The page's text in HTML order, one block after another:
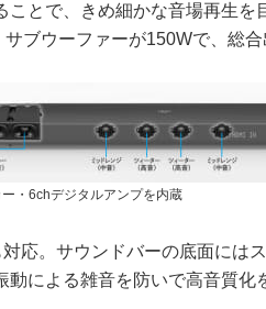
ことで、きめ細かな音場再生を
ブウーファーが150Wで、総合
・6chデジタルアンプを内蔵
応。サウンドバーの底面には
による雑音を防いで高音質化